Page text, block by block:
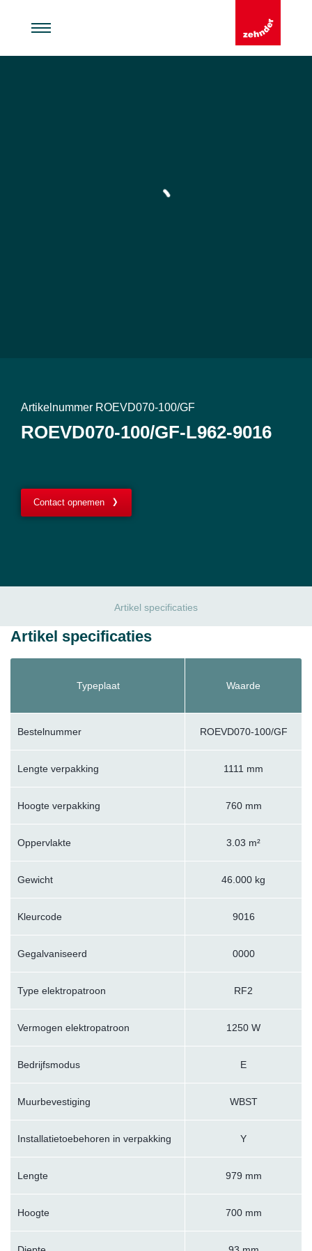
Artikelnummer ROEVD070-100/GF
ROEVD070-100/GF-L962-9016
Contact opnemen
Artikel specificaties
Artikel specificaties
Typeplaat Waarde
Bestelnummer ROEVD070-100/GF
Lengte verpakking 1111 mm
Hoogte verpakking 760 mm
Oppervlakte 3.03 m²
Gewicht 46.000 kg
Kleurcode 9016
Gegalvaniseerd 0000
Type elektropatroon RF2
Vermogen elektropatroon 1250 W
Bedrijfsmodus E
Muurbevestiging WBST
Installatietoebehoren in verpakking Y
Lengte 979 mm
Hoogte 700 mm